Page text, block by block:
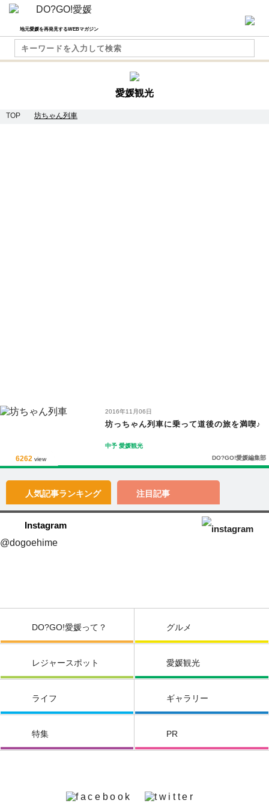
地元愛媛を再発見するWEBマガジン
愛媛観光
TOP 坊ちゃん列車
6262 view
2016年11月06日
坊っちゃん列車に乗って道後の旅を満喫♪
中予 愛媛観光
DO?GO!愛媛編集部
人気記事ランキング 注目記事
Instagram
@dogoehime
DO?GO!愛媛って？ グルメ
レジャースポット 愛媛観光
ライフ ギャラリー
特集 PR